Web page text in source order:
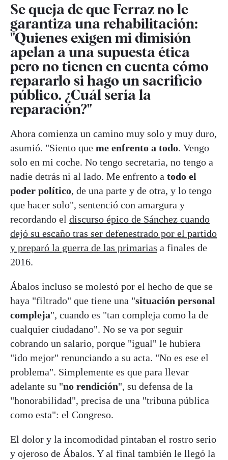
Se queja de que Ferraz no le
garantiza una rehabilitación:
"Quienes exigen mi dimisión
apelan a una supuesta ética
pero no tienen en cuenta cómo
repararlo si hago un sacrificio
público. ¿Cuál sería la
reparación?"
Ahora comienza un camino muy solo y muy duro,
asumió. "Siento que me enfrento a todo. Vengo
solo en mi coche. No tengo secretaria, no tengo a
nadie detrás ni al lado. Me enfrento a todo el
poder político, de una parte y de otra, y lo tengo
que hacer solo", sentenció con amargura y
recordando el discurso épico de Sánchez cuando
dejó su escaño tras ser defenestrado por el partido
y preparó la guerra de las primarias a finales de
2016.
Ábalos incluso se molestó por el hecho de que se
haya "filtrado" que tiene una "situación personal
compleja", cuando es "tan compleja como la de
cualquier ciudadano". No se va por seguir
cobrando un salario, porque "igual" le hubiera
"ido mejor" renunciando a su acta. "No es ese el
problema". Simplemente es que para llevar
adelante su "no rendición", su defensa de la
"honorabilidad", precisa de una "tribuna pública
como esta": el Congreso.
El dolor y la incomodidad pintaban el rostro serio
y ojeroso de Ábalos. Y al final también le llegó la